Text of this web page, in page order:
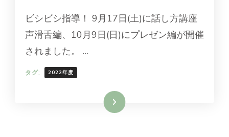
ビシビシ指導！ 9月17日(土)に話し方講座
声滑舌編、10月9日(日)にプレゼン編が開催
されました。 …
タグ: 2022年度
続きを読む